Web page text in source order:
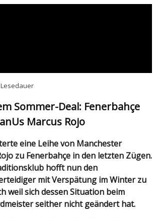
Sommer-Deal: Fenerbahçe
Marcus Rojo
zu Fenerbahçe in den letzten Zügen.
hofft nun den
mit Verspätung im Winter zu
weil sich dessen Situation beim
seither nicht geändert hat.